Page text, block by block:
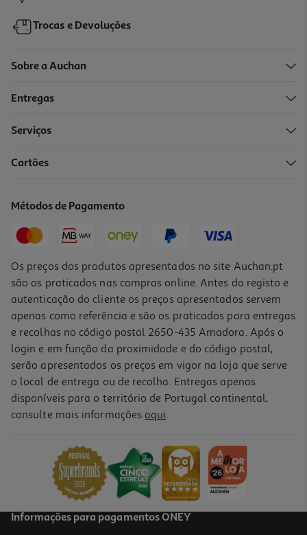
Conjunto De 10 Lápis Auchan Grafite Hb Com Borracha Neon
Trocas e Devoluções
Sobre a Auchan
Entregas
Serviços
Cartões
Métodos de Pagamento
Os preços dos produtos apresentados no site Auchan.pt
são os praticados nas compras online. Antes do registo e
autenticação do cliente os preços apresentados servem
apenas como referência e são os praticados para entregas
e recolhas no código postal 2650-435 Amadora. Após o
login e em função da proximidade e do código postal,
serão apresentados os preços em vigor na loja que serve
o local de entrega ou de recolha. Entregas apenas
disponíveis para o território de Portugal continental,
consulte mais informações aqui.
Informações para pagamentos ONEY